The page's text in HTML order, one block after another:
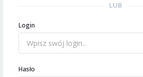
LUB
Login
Hasło